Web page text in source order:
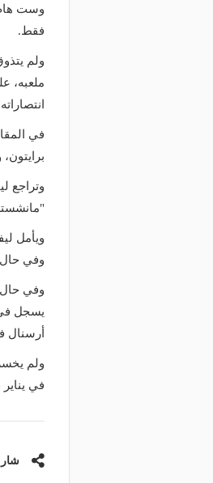
فقط.
ولم
في
وفي حال
وفي
يسجل
أرسنال في
في يناير 2016 "فوز 8، تعادل 2".
نادي الخلود: صلاح انتقل للدوري
الدوري السعودي ليس مكانًا